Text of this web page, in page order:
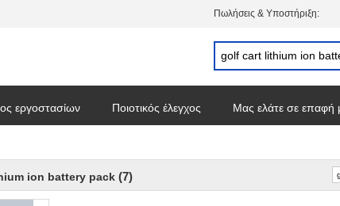
Πωλήσεις & Υποστήριξη:
εργοστασίων Ποιοτικός έλεγχος Μας ελάτε σε επαφή
ion battery pack (7)